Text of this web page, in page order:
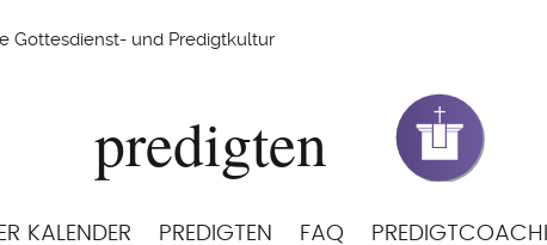
Gottesdienst- und Predigtkultur
KALENDER PREDIGTEN FAQ